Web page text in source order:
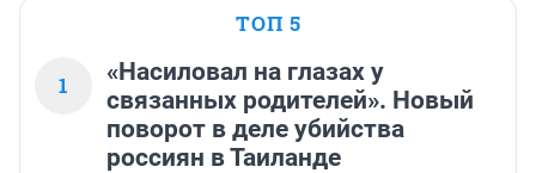
ТОП 5
1
«Насиловал на глазах у
связанных родителей». Новый
поворот в деле убийства
россиян в Таиланде